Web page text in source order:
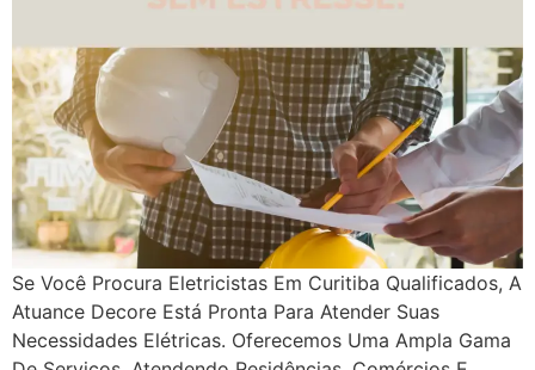
Se Você Procura Eletricistas Em Curitiba Qualificados, A
Atuance Decore Está Pronta Para Atender Suas
Necessidades Elétricas. Oferecemos Uma Ampla Gama